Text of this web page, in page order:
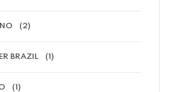
(2)
BRAZIL (1)
(1)